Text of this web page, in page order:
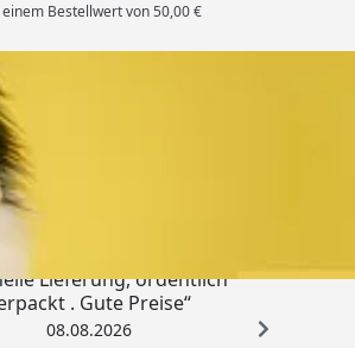
Bestellwert von 50,00 €
Trusted Shops
Lieferung, ordentlich
. Gute Preise“
08.08.2026